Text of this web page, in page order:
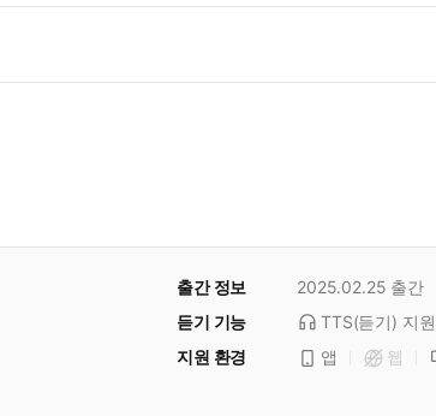
출간 정보 2025.02.25 출간
듣기 기능
TTS(듣기) 지원
지원 환경
앱 웹